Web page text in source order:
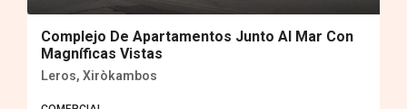
Complejo De Apartamentos Junto Al Mar Con
Magníficas Vistas
Leros, Xiròkambos